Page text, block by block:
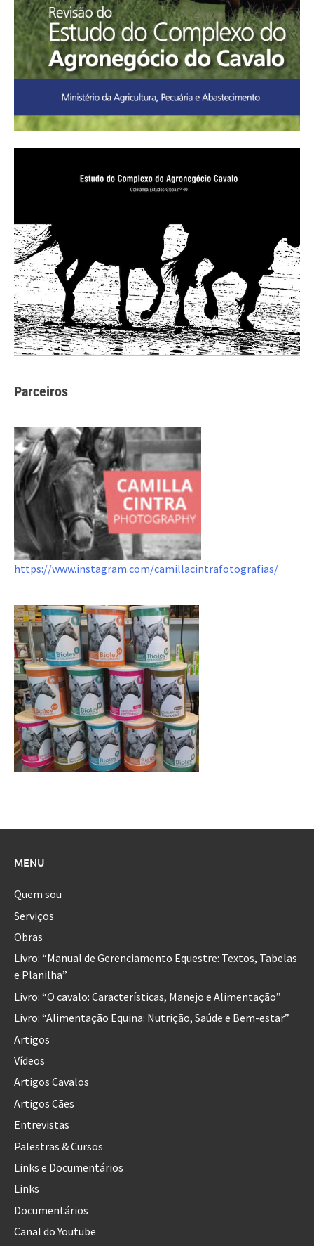
Parceiros
https://www.instagram.com/camillacintrafotografias/
MENU
Quem sou
Serviços
Obras
Livro: “Manual de Gerenciamento Equestre: Textos, Tabelas
e Planilha”
Livro: “O cavalo: Características, Manejo e Alimentação”
Livro: “Alimentação Equina: Nutrição, Saúde e Bem-estar”
Artigos
Vídeos
Artigos Cavalos
Artigos Cães
Entrevistas
Palestras & Cursos
Links e Documentários
Links
Documentários
Canal do Youtube